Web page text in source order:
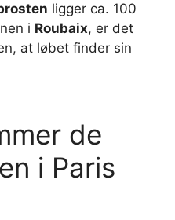
ligger ca. 100
i Roubaix, er det
at løbet finder sin
de
i Paris